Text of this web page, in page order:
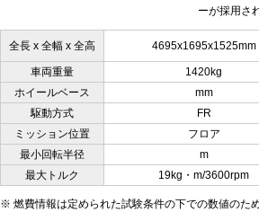
ーが採用さ
全長 x 全幅 x 全高 4695x1695x1525mm
車両重量 1420kg
ホイールベース
mm
駆動方式
FR
ミッション位置
フロア
最小回転半径
m
最大トルク
19kg・m/3600rpm
※ 燃費情報は定められた試験条件の下での数値のた